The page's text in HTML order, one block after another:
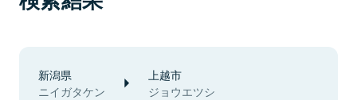
新潟県
ニイガタケン
上越市
ジョウエツシ